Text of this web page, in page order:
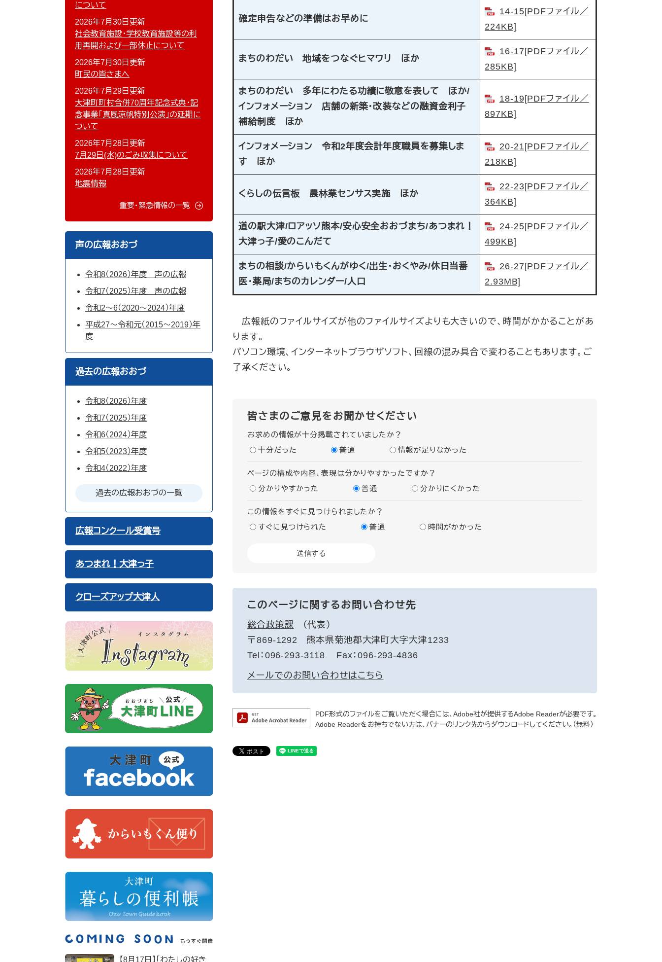
確定申告などの準備はお早めに
14-15[PDFファイル／
224KB]
まちのわだい 地域をつなぐヒマワリ ほか
16-17[PDFファイル／
285KB]
まちのわだい 多年にわたる功績に敬意を表して ほか/
インフォメーション 店舗の新築・改装などの融資金利子
補給制度 ほか
18-19[PDFファイル／
897KB]
インフォメーション 令和2年度会計年度職員を募集しま
す ほか
20-21[PDFファイル／
218KB]
くらしの伝言板 農林業センサス実施 ほか
22-23[PDFファイル／
364KB]
道の駅大津/ロアッソ熊本/安心安全おおづまち/あつまれ！
大津っ子/愛のこんだて
24-25[PDFファイル／
499KB]
まちの相談/からいもくんがゆく/出生・おくやみ/休日当番
医・薬局/まちのカレンダー/人口
26-27[PDFファイル／
2.93MB]
広報紙のファイルサイズが他のファイルサイズよりも大きいので、時間がかかることがあ
ります。
パソコン環境、インターネットブラウザソフト、回線の混み具合で変わることもあります。ご
了承ください。
皆さまのご意見をお聞かせください
お求めの情報が十分掲載されていましたか？
十分だった
普通 情報が足りなかった
ページの構成や内容、表現は分かりやすかったですか？
分かりやすかった
普通 分かりにくかった
この情報をすぐに見つけられましたか？
すぐに見つけられた
普通 時間がかかった
このページに関するお問い合わせ先
総合政策課
代表
〒869-1292
熊本県菊池郡大津町大字大津1233
Tel：096-293-3118
Fax：096-293-4836
メールでのお問い合わせはこちら
PDF形式のファイルをご覧いただく場合には、Adobe社が提供するAdobe Readerが必要です。
Adobe Readerをお持ちでない方は、バナーのリンク先からダウンロードしてください。（無料）
について
2026年7月30日更新
社会教育施設・学校教育施設等の利
用再開および一部休止について
2026年7月30日更新
町民の皆さまへ
2026年7月29日更新
大津町町村合併70周年記念式典・記
念事業「真風涼帆特別公演」の延期に
ついて
2026年7月28日更新
7月29日(水)のごみ収集について
2026年7月28日更新
地震情報
重要・緊急情報の一覧
声の広報おおづ
令和8（2026）年度 声の広報
令和7（2025）年度 声の広報
令和2〜6（2020〜2024）年度
平成27〜令和元（2015〜2019）年
度
過去の広報おおづ
令和8（2026）年度
令和7（2025）年度
令和6（2024）年度
令和5（2023）年度
令和4（2022）年度
過去の広報おおづの一覧
広報コンクール受賞号
あつまれ！大津っ子
クローズアップ大津人
【8月17日】「わたしの好き